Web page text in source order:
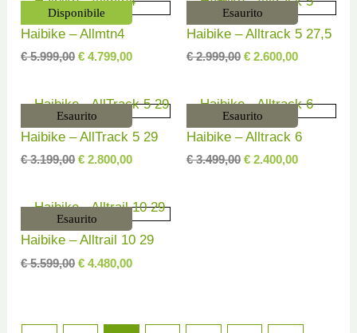
Disponibile
Haibike – Allmtn4
€5.999,00
prezzo
originale
era:
€ 4.799,00
Il
prezzo
è:
Esaurito
Haibike – Alltrack 5 27,5
€2.999,00
prezzo
originale
era:
€ 2.600,00
Il
prezzo
attuale
è:
Esaurito
Haibike – AllTrack 5 29
€3.199,00
prezzo
originale
era:
€ 2.800,00
Il
prezzo
attuale
è:
Esaurito
Haibike – Alltrack 6
€3.499,00
prezzo
originale
era:
€ 2.400,00
Il
prezzo
attuale
è:
Esaurito
Haibike – Alltrail 10 29
€5.599,00
Il
prezzo
originale
era:
€ 4.480,00
Il
prezzo
attuale
è: